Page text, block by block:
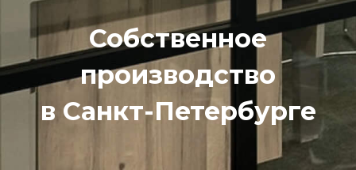
Собственное
производство
в Санкт-Петербурге